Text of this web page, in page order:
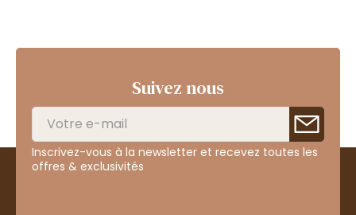
Suivez nous
Inscrivez-vous à la newsletter et recevez toutes les
offres & exclusivités